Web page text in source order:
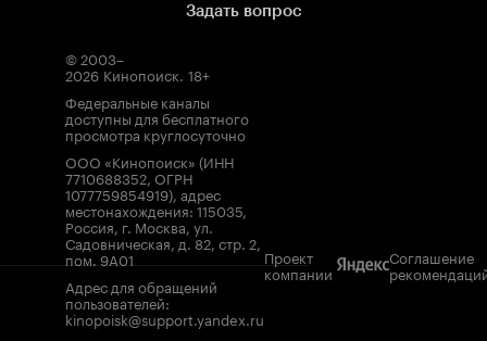
Задать вопрос
© 2003–
2026 Кинопоиск. 18+
Федеральные каналы
доступны для бесплатного
просмотра круглосуточно
ООО «Кинопоиск» (ИНН
7710688352, ОГРН
1077759854919), адрес
местонахождения: 115035,
Россия, г. Москва, ул.
Садовническая, д. 82, стр. 2,
пом. 9А01
Адрес для обращений
пользователей:
kinopoisk@support.yandex.ru
Проект
компании
Соглашение